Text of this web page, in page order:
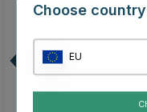
Choose country
EU